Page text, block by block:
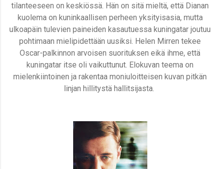
tilanteeseen on keskiössä. Hän on sitä mieltä, että Dianan
kuolema on kuninkaallisen perheen yksityisasia, mutta
ulkoapäin tulevien paineiden kasautuessa kuningatar joutuu
pohtimaan mielipidettään uusiksi. Helen Mirren tekee
Oscar-palkinnon arvoisen suorituksen eikä ihme, että
kuningatar itse oli vaikuttunut. Elokuvan teema on
mielenkiintoinen ja rakentaa moniuloitteisen kuvan pitkän
linjan hillitystä hallitsijasta.